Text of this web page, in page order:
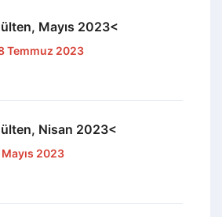
Mayıs 2023<
Temmuz 2023
Nisan 2023<
Mayıs 2023